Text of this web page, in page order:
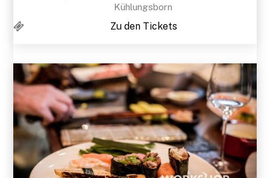
Kühlungsborn
Zu den Tickets